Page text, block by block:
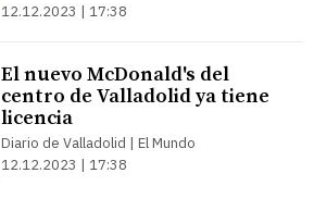
12.12.2023 | 17:38
El nuevo McDonald's del
centro de Valladolid ya tiene
licencia
Diario de Valladolid | El Mundo
12.12.2023 | 17:38